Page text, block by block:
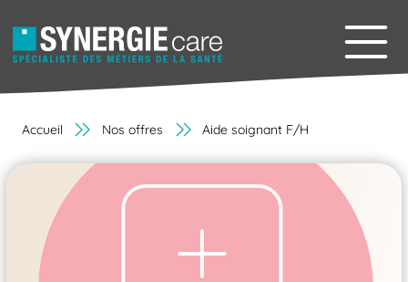
Accueil Nos offres Aide soignant F/H